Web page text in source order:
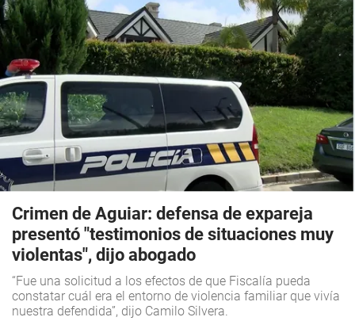
Crimen de Aguiar: defensa de expareja
presentó "testimonios de situaciones muy
violentas", dijo abogado
“Fue una solicitud a los efectos de que Fiscalía pueda
constatar cuál era el entorno de violencia familiar que vivía
nuestra defendida”, dijo Camilo Silvera.